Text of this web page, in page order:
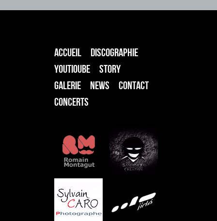
ACCUEIL
DISCOGRAPHIE
YOUTIOUBE
STORY
GALERIE
NEWS
CONTACT
CONCERTS